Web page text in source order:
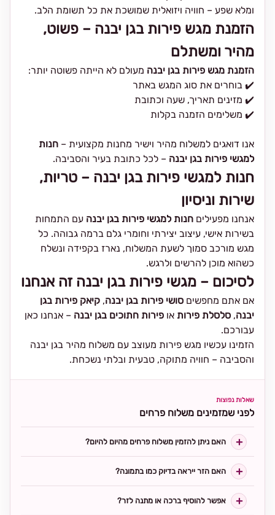
ומלא שפע – חוויה ויזואלית שמושכת את כל תשומת הלב.
הזמנת מגש פירות בגן יבנה – פשוט,
מהיר ומשתלם
הזמנת מגש פירות בגן יבנה מעולם לא הייתה פשוטה יותר:
✔️ בוחרים את סוג המגש באתר
✔️ מזינים תאריך, שעה וכתובת
✔️ משלימים הזמנה בקלות
אנו דואגים למשלוח מהיר וישיר מחנות מקצועית – חנות
למגשי פירות בגן יבנה – לכל כתובת בעיר והסביבה.
חנות למגשי פירות בגן יבנה – טריות,
שירות וניסיון
אנחנו מפעילים חנות למגשי פירות בגן יבנה עם התמחות
בשירות אישי, עיצוב יצירתי וחומרי גלם ברמה גבוהה. כל
מגש מורכב סמוך לשעת המשלוח, נארז בקפידה ונשלח
כשהוא מוכן להרשים ולרגש.
לסיכום – מגשי פירות בגן יבנה זה אנחנו
אם אתם מחפשים סושי פירות בגן יבנה, קיאק פירות בגן
יבנה, סלסלת פירות או פירות חתוכים בגן יבנה – אנחנו כאן
עבורכם.
הזמינו עכשיו מגש פירות מעוצב עם משלוח מהיר בגן יבנה
והסביבה – חוויה מתוקה, טבעית ובלתי נשכחת.
שאלות נפוצות
לפני שמזמינים משלוח פרחים
האם ניתן להזמין משלוח פרחים מהיום להיום?
האם הזר ייראה בדיוק כמו בתמונה?
אפשר להוסיף ברכה או מתנה לזר?